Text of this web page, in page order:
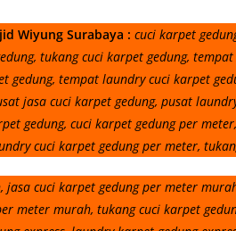
Wiyung Surabaya : cuci karpet
tukang cuci karpet gedung,
gedung, tempat laundry cuci karpet
jasa cuci karpet gedung, pusat
gedung, cuci karpet gedung per
cuci karpet gedung per meter,
cuci karpet gedung per meter
meter murah, tukang cuci karpet